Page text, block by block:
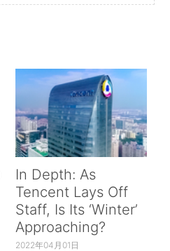
In Depth: As
Tencent Lays Off
Staff, Is Its ‘Winter’
Approaching?
2022年04月01日